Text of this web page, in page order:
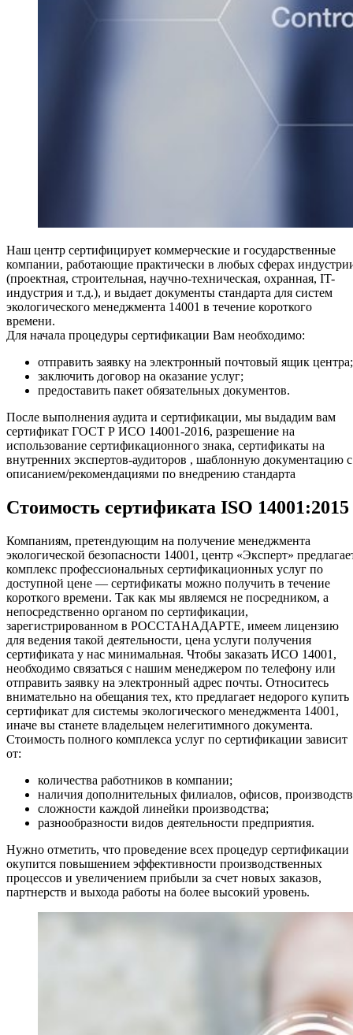
Наш центр сертифицирует коммерческие и государственные
компании, работающие практически в любых сферах
(проектная, строительная, научно-техническая, охранная, IT-
индустрия и т.д.), и выдает документы стандарта для систем
экологического менеджмента 14001 в течение короткого
времени.
Для начала процедуры сертификации Вам необходимо:
отправить заявку на электронный почтовый ящик центра;
заключить договор на оказание услуг;
предоставить пакет обязательных документов.
После выполнения аудита и сертификации, мы выдадим вам
сертификат ГОСТ Р ИСО 14001-2016, разрешение на
использование сертификационного знака, сертификаты на
внутренних экспертов-аудиторов , шаблонную документацию с
описанием/рекомендациями по внедрению стандарта
Стоимость сертификата ISO 14001:2015
Компаниям, претендующим на получение менеджмента
экологической безопасности 14001, центр «Эксперт»
комплекс профессиональных сертификационных услуг по
доступной цене — сертификаты можно получить в течение
короткого времени. Так как мы являемся не посредником, а
непосредственно органом по сертификации,
зарегистрированном в РОССТАНАДАРТЕ, имеем лицензию
для ведения такой деятельности, цена услуги получения
сертификата у нас минимальная. Чтобы заказать ИСО 14001,
необходимо связаться с нашим менеджером по телефону или
отправить заявку на электронный адрес почты. Относитесь
внимательно на обещания тех, кто предлагает недорого купить
сертификат для системы экологического менеджмента 14001,
иначе вы станете владельцем нелегитимного документа.
Стоимость полного комплекса услуг по сертификации зависит
от:
количества работников в компании;
наличия дополнительных филиалов, офисов,
сложности каждой линейки производства;
разнообразности видов деятельности предприятия.
Нужно отметить, что проведение всех процедур сертификации
окупится повышением эффективности производственных
процессов и увеличением прибыли за счет новых заказов,
партнерств и выхода работы на более высокий уровень.